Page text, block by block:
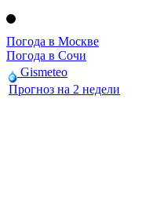
Погода в Москве
Погода в Сочи
Gismeteo
Прогноз на 2 недели